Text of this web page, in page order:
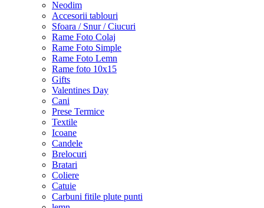
Neodim
Accesorii tablouri
Sfoara / Snur / Ciucuri
Rame Foto Colaj
Rame Foto Simple
Rame Foto Lemn
Rame foto 10x15
Gifts
Valentines Day
Cani
Prese Termice
Textile
Icoane
Candele
Brelocuri
Bratari
Coliere
Catuie
Carbuni fitile plute punti